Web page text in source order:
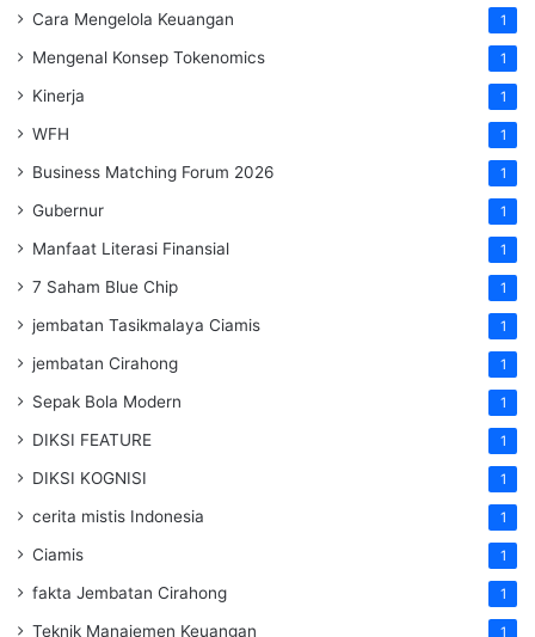
Cara Mengelola Keuangan 1
Mengenal Konsep Tokenomics 1
Kinerja 1
WFH 1
Business Matching Forum 2026 1
Gubernur 1
Manfaat Literasi Finansial 1
7 Saham Blue Chip 1
jembatan Tasikmalaya Ciamis 1
jembatan Cirahong 1
Sepak Bola Modern 1
DIKSI FEATURE 1
DIKSI KOGNISI 1
cerita mistis Indonesia 1
Ciamis 1
fakta Jembatan Cirahong 1
Teknik Manajemen Keuangan 1